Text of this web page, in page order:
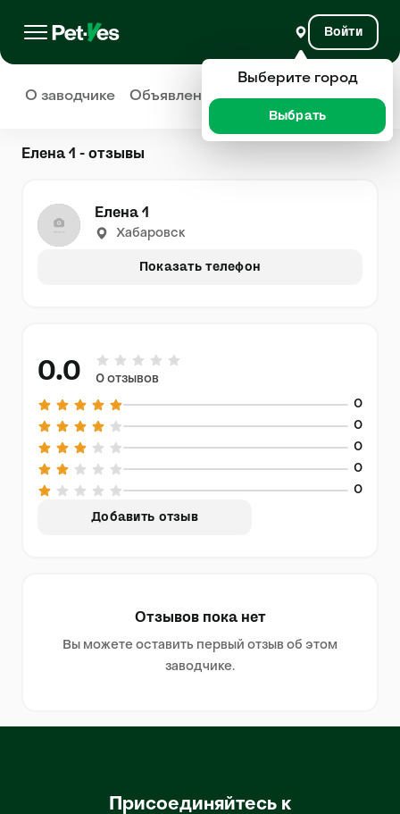
Войти
О заводчике Объявления Отзывы
Елена 1 - отзывы
Елена 1
Хабаровск
Показать телефон
0.0 0 отзывов
0
0
0
0
0
Добавить отзыв
Отзывов пока нет
Вы можете оставить первый отзыв об этом
заводчике.
Присоединяйтесь к
Выберите город
Выбрать